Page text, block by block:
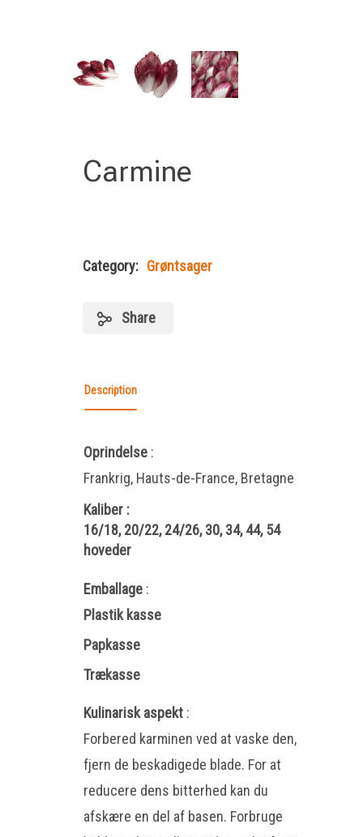
Carmine
Category: Grøntsager
Share
Description
Oprindelse :
Frankrig, Hauts-de-France, Bretagne
Kaliber :
16/18, 20/22, 24/26, 30, 34, 44, 54
hoveder
Emballage :
Plastik kasse
Papkasse
Trækasse
Kulinarisk aspekt :
Forbered karminen ved at vaske den,
fjern de beskadigede blade. For at
reducere dens bitterhed kan du
afskære en del af basen. Forbruge